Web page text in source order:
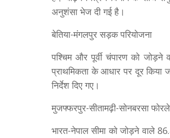
अनुशंसा भेज दी गई है।
बेतिया-मंगलपुर सड़क परियोजना
पश्चिम और पूर्वी चंपारण को
प्राथमिकता के आधार पर दूर किया
निर्देश दिए गए।
मुजफ्फरपुर-सीतामढ़ी-सोनबरसा
भारत-नेपाल सीमा को जोड़ने वाले